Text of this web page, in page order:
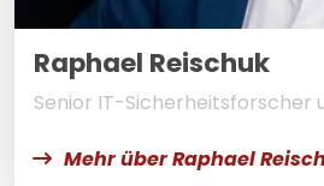
Raphael Reischuk
Senior IT-Sicherheitsforscher
Mehr über Raphael